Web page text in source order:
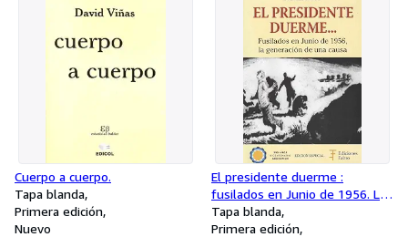
Cuerpo a cuerpo.
Tapa blanda
Primera edición
Nuevo
El presidente duerme :
fusilados en Junio de 1956. La
generacion de una causa.
Tapa blanda
Primera edición